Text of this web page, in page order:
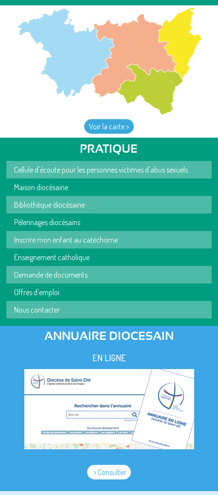
Voir la carte >
PRATIQUE
Cellule d'écoute pour les personnes victimes d'abus sexuels
Maison diocésaine
Bibliothèque diocésaine
Pèlerinages diocésains
Inscrire mon enfant au catéchisme
Enseignement catholique
Demande de documents
Offres d'emploi
Nous contacter
ANNUAIRE DIOCESAIN
EN LIGNE
> Consulter